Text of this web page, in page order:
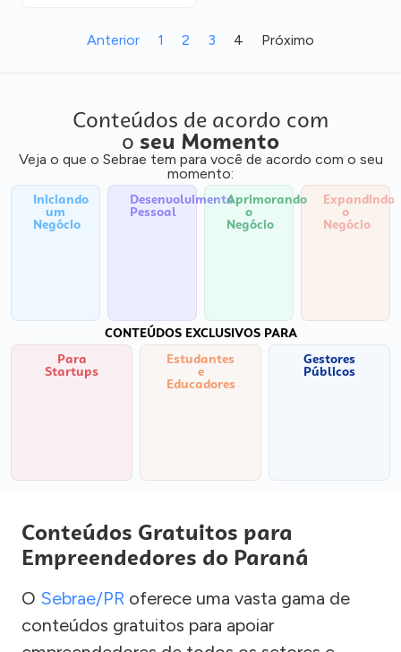
Anterior 1 2 3 4 Próximo
Conteúdos de acordo com
o seu Momento
Veja o que o Sebrae tem para você de acordo com o seu
momento:
Iniciando
um
Negócio
Desenvolvimento
Pessoal
Aprimorando
o
Negócio
Expandindo
o
Negócio
CONTEÚDOS EXCLUSIVOS PARA
Para
Startups
Estudantes
e
Educadores
Gestores
Públicos
Conteúdos Gratuitos para
Empreendedores do Paraná
O Sebrae/PR oferece uma vasta gama de
conteúdos gratuitos para apoiar